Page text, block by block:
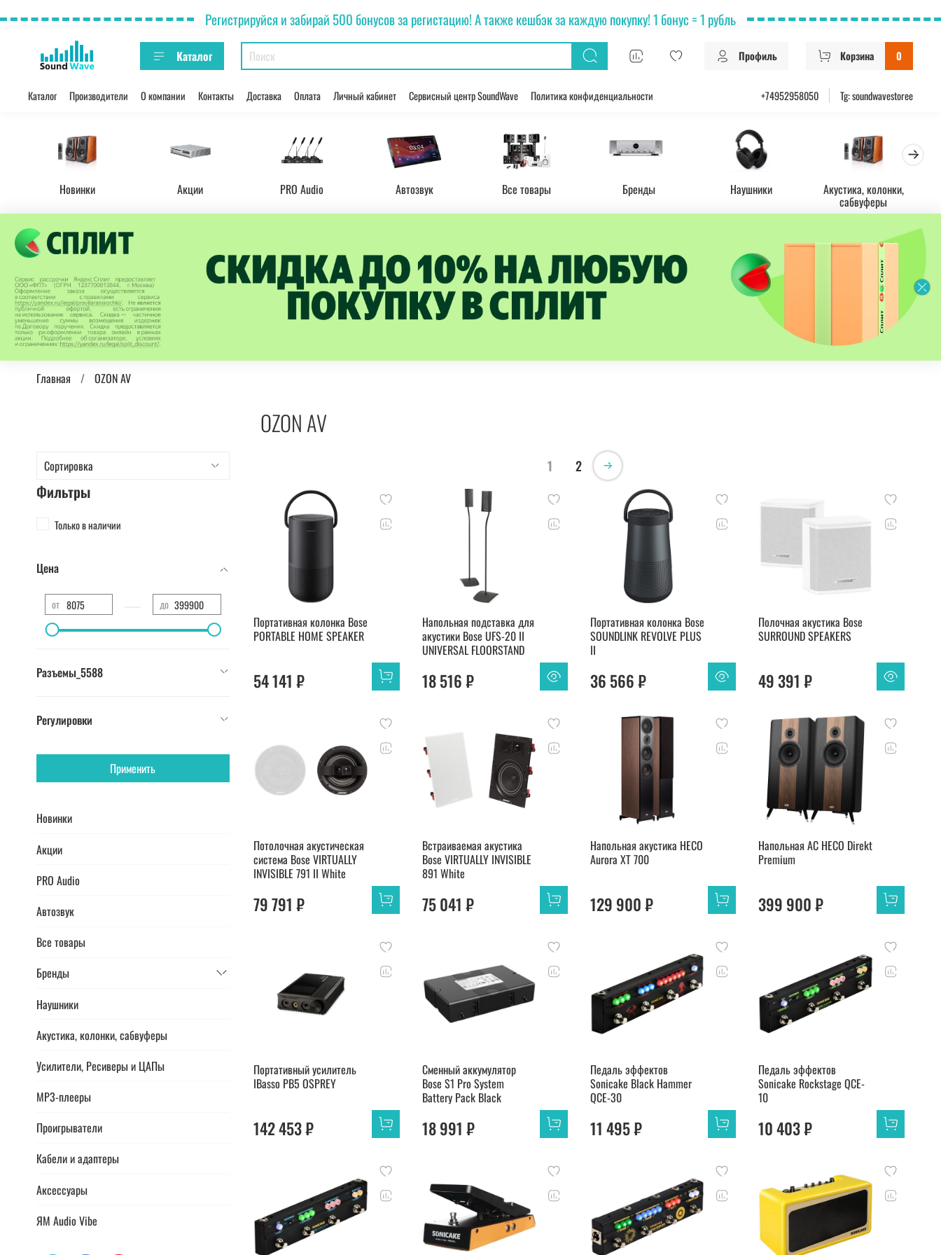
Регистрируйся и забирай 500 бонусов за регистацию! А также кешбэк за каждую покупку! 1 бонус = 1 рубль
Каталог Профиль Корзина 0
Каталог Производители О компании Контакты Доставка Оплата Личный кабинет Сервисный центр SoundWave Политика конфиденциальности +74952958050 Tg: soundwavestoree
Новинки Акции PRO Audio Автозвук Все товары Бренды Наушники Акустика, колонки,
сабвуферы
Главная OZON AV
OZON AV
1 2
Портативная колонка Bose
PORTABLE HOME SPEAKER
54 141 ₽
Напольная подставка для
акустики Bose UFS-20 II
UNIVERSAL FLOORSTAND
18 516 ₽
Портативная колонка Bose
SOUNDLINK REVOLVE PLUS
II
36 566 ₽
Полочная акустика Bose
SURROUND SPEAKERS
49 391 ₽
Потолочная акустическая
система Bose VIRTUALLY
INVISIBLE 791 II White
79 791 ₽
Встраиваемая акустика
Bose VIRTUALLY INVISIBLE
891 White
75 041 ₽
Напольная акустика HECO
Aurora XT 700
129 900 ₽
Напольная АС HECO Direkt
Premium
399 900 ₽
Портативный усилитель
IBasso PB5 OSPREY
142 453 ₽
Сменный аккумулятор
Bose S1 Pro System
Battery Pack Black
18 991 ₽
Педаль эффектов
Sonicake Black Hammer
QCE-30
11 495 ₽
Педаль эффектов
Sonicake Rockstage QCE-
10
10 403 ₽
Фильтры
Только в наличии
Цена
от до
Разъемы_5588
Регулировки
Применить
Новинки
Акции
PRO Audio
Автозвук
Все товары
Бренды
Наушники
Акустика, колонки, сабвуферы
Усилители, Ресиверы и ЦАПы
MP3-плееры
Проигрыватели
Кабели и адаптеры
Аксессуары
ЯМ Audio Vibe